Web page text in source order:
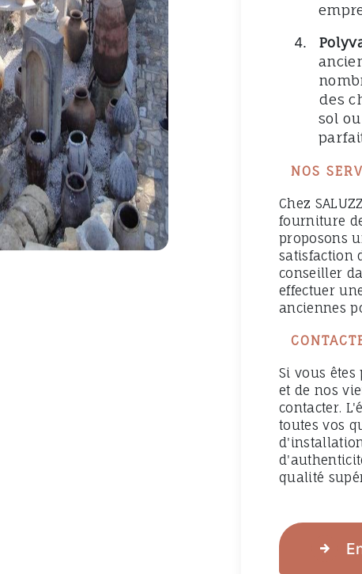
des
sol
NOS
Chez
fourniture
proposons
satisfaction
conseiller
effectuer
anciennes
Si vous
et de nos
contacter.
toutes vos
qualité